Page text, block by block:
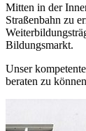
Mitten in der
Straßenbahn zu
Bildungsmarkt.
Unser
beraten zu